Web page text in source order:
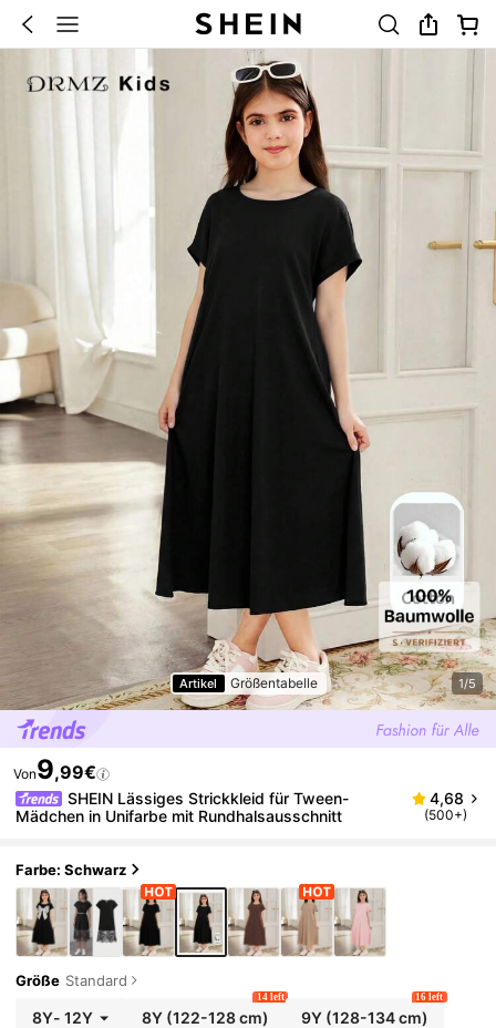
Artikel Größentabelle 1/5
Von9,99€
SHEIN Lässiges Strickkleid für Tween-
Mädchen in Unifarbe mit Rundhalsausschnitt
4,68
(500+)
Farbe: Schwarz
Größe Standard
8Y- 12Y 8Y (122-128 cm)
14 left
9Y (128-134 cm)
16 left